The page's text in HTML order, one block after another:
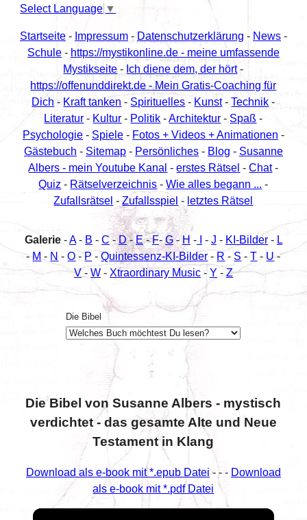
Select Language ▼
Startseite- Impressum- Datenschutzerklärung - News-
Schule- https://mystikonline.de - meine umfassende
Mystikseite - Ich diene dem, der hört-
https://offenunddirekt.de - Mein Gratis-Coaching für
Dich - Kraft tanken - Spirituelles - Kunst-Technik -
Literatur - Kultur - Politik -Architektur - Spaß -
Psychologie- Spiele- Fotos + Videos + Animationen -
Gästebuch - Sitemap- Persönliches- Blog - Susanne
Albers - mein Youtube Kanal -erstes Rätsel -Chat-
Quiz - Rätselverzeichnis -Wie alles begann ... -
Zufallsrätsel -Zufallsspiel - letztes Rätsel
Galerie-A- B - C- D- E-F-G-H-I - J - KI-Bilder- L
- M- N -O -P -Quintessenz-KI-Bilder - R - S -T - U-
V- W- Xtraordinary Music- Y -Z
Die Bibel
Die Bibel von Susanne Albers - mystisch
verdichtet - das gesamte Alte und Neue
Testament in Klang
Download als e-book mit *.epub Datei - - - Download
als e-book mit *.pdf Datei